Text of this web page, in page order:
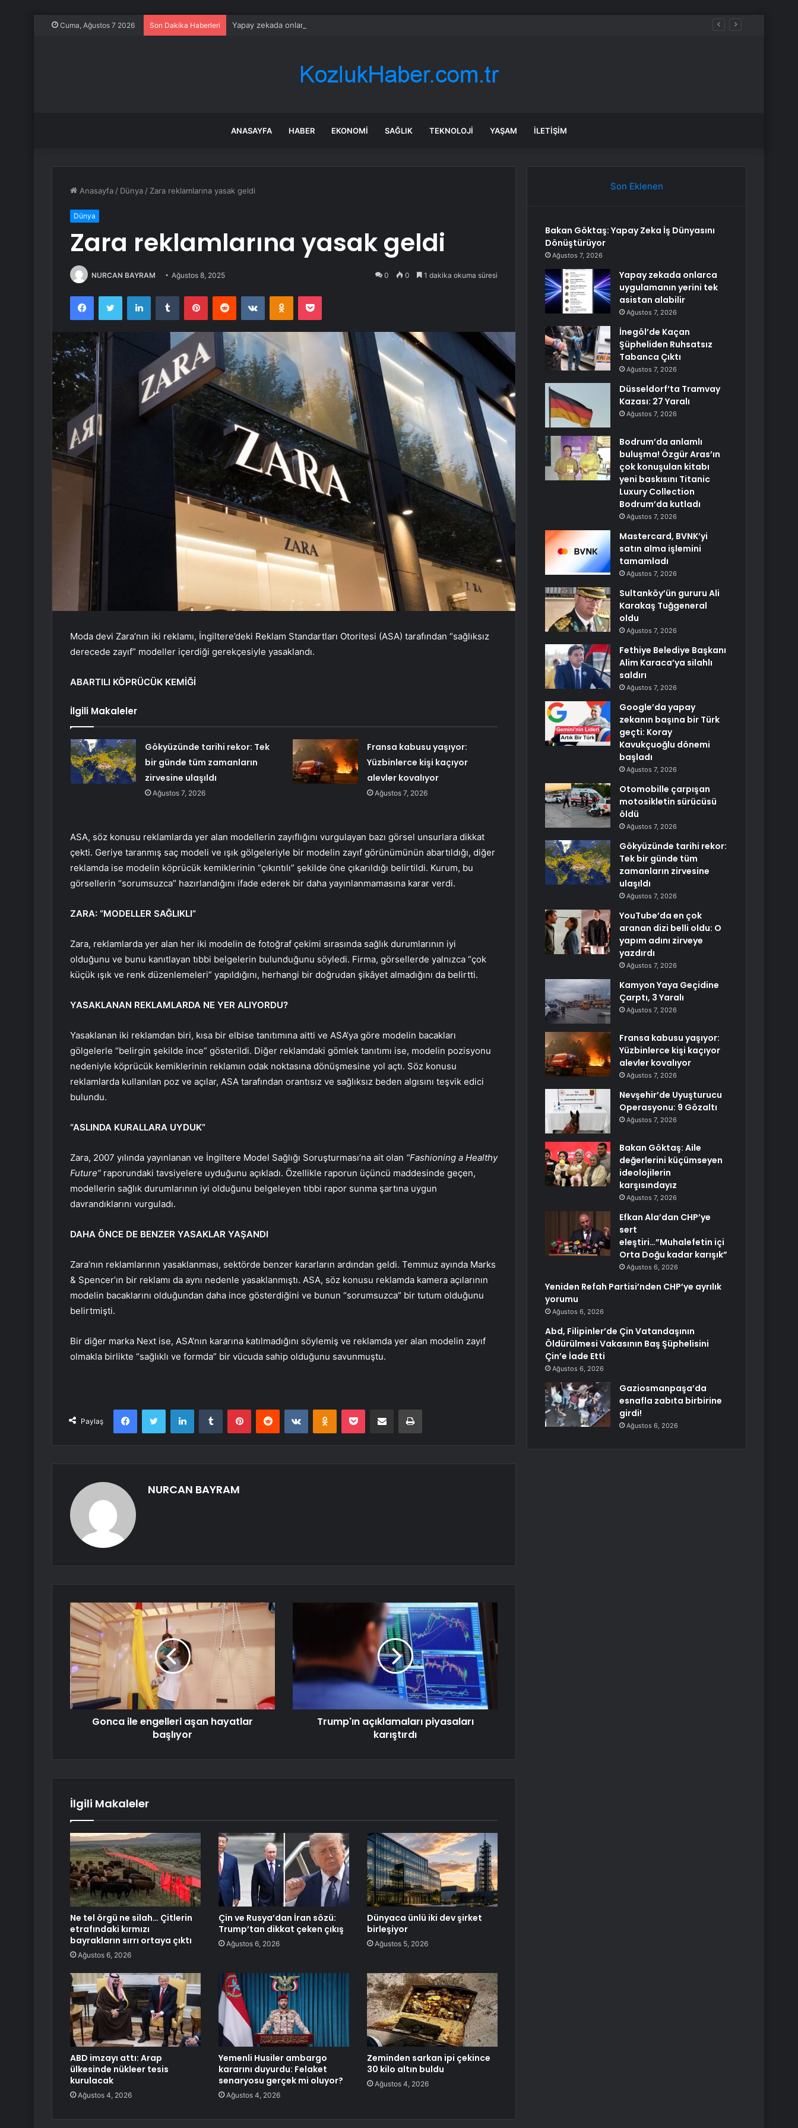
Cuma, Ağustos 7 2026 Son Dakika Haberleri Yapay zekada onlarca uygulamanın yerini tek asistan alabilir
ANASAYFA HABER EKONOMI SAĞLIK TEKNOLOJI YAŞAM İLETIŞIM
Anasayfa / Dünya / Zara reklamlarına yasak geldi
Dünya
Zara reklamlarına yasak geldi
NURCAN BAYRAM Ağustos 8, 2025 0 0 1 dakika okuma süresi
FacebookTwitter LinkedInTumblr PinterestReddit VKontakteOdnoklassniki
Pocket
Moda devi Zara’nın iki reklamı, İngiltere’deki Reklam Standartları Otoritesi (ASA) tarafından “sağlıksız
derecede zayıf” modeller içerdiği gerekçesiyle yasaklandı.
ABARTILI KÖPRÜCÜK KEMİĞİ
İlgili Makaleler
Gökyüzünde tarihi rekor: Tek
bir günde tüm zamanların
zirvesine ulaşıldı
Ağustos 7, 2026
Fransa kabusu yaşıyor:
Yüzbinlerce kişi kaçıyor
alevler kovalıyor
Ağustos 7, 2026
ASA, söz konusu reklamlarda yer alan modellerin zayıflığını vurgulayan bazı görsel unsurlara dikkat
çekti. Geriye taranmış saç modeli ve ışık gölgeleriyle bir modelin zayıf görünümünün abartıldığı, diğer
reklamda ise modelin köprücük kemiklerinin “çıkıntılı” şekilde öne çıkarıldığı belirtildi. Kurum, bu
görsellerin “sorumsuzca” hazırlandığını ifade ederek bir daha yayınlanmamasına karar verdi.
ZARA: “MODELLER SAĞLIKLI”
Zara, reklamlarda yer alan her iki modelin de fotoğraf çekimi sırasında sağlık durumlarının iyi
olduğunu ve bunu kanıtlayan tıbbi belgelerin bulunduğunu söyledi. Firma, görsellerde yalnızca “çok
küçük ışık ve renk düzenlemeleri” yapıldığını, herhangi bir doğrudan şikâyet almadığını da belirtti.
YASAKLANAN REKLAMLARDA NE YER ALIYORDU?
Yasaklanan iki reklamdan biri, kısa bir elbise tanıtımına aitti ve ASA’ya göre modelin bacakları
gölgelerle “belirgin şekilde ince” gösterildi. Diğer reklamdaki gömlek tanıtımı ise, modelin pozisyonu
nedeniyle köprücük kemiklerinin reklamın odak noktasına dönüşmesine yol açtı. Söz konusu
reklamlarda kullanılan poz ve açılar, ASA tarafından orantısız ve sağlıksız beden algısını teşvik edici
bulundu.
“ASLINDA KURALLARA UYDUK”
Zara, 2007 yılında yayınlanan ve İngiltere Model Sağlığı Soruşturması’na ait olan “Fashioning a Healthy
Future” raporundaki tavsiyelere uyduğunu açıkladı. Özellikle raporun üçüncü maddesinde geçen,
modellerin sağlık durumlarının iyi olduğunu belgeleyen tıbbi rapor sunma şartına uygun
davrandıklarını vurguladı.
DAHA ÖNCE DE BENZER YASAKLAR YAŞANDI
Zara’nın reklamlarının yasaklanması, sektörde benzer kararların ardından geldi. Temmuz ayında Marks
& Spencer’ın bir reklamı da aynı nedenle yasaklanmıştı. ASA, söz konusu reklamda kamera açılarının
modelin bacaklarını olduğundan daha ince gösterdiğini ve bunun “sorumsuzca” bir tutum olduğunu
belirtmişti.
Bir diğer marka Next ise, ASA’nın kararına katılmadığını söylemiş ve reklamda yer alan modelin zayıf
olmakla birlikte “sağlıklı ve formda” bir vücuda sahip olduğunu savunmuştu.
Paylaş
FacebookTwitter LinkedInTumblr PinterestReddit VKontakteOdnoklassniki
Pocket E-Posta ile paylaş Yazdır
NURCAN BAYRAM
Gonca ile engelleri aşan hayatlar
başlıyor
Trump'ın açıklamaları piyasaları
karıştırdı
İlgili Makaleler
Ne tel örgü ne silah… Çitlerin
etrafındaki kırmızı
bayrakların sırrı ortaya çıktı
Ağustos 6, 2026
Çin ve Rusya’dan İran sözü:
Trump’tan dikkat çeken çıkış
Ağustos 6, 2026
Dünyaca ünlü iki dev şirket
birleşiyor
Ağustos 5, 2026
ABD imzayı attı: Arap
ülkesinde nükleer tesis
kurulacak
Ağustos 4, 2026
Yemenli Husiler ambargo
kararını duyurdu: Felaket
senaryosu gerçek mi oluyor?
Ağustos 4, 2026
Zeminden sarkan ipi çekince
30 kilo altın buldu
Ağustos 4, 2026
Son Eklenen
Bakan Göktaş: Yapay Zeka İş Dünyasını
Dönüştürüyor
Ağustos 7, 2026
Yapay zekada onlarca
uygulamanın yerini tek
asistan alabilir
Ağustos 7, 2026
İnegöl’de Kaçan
Şüpheliden Ruhsatsız
Tabanca Çıktı
Ağustos 7, 2026
Düsseldorf’ta Tramvay
Kazası: 27 Yaralı
Ağustos 7, 2026
Bodrum’da anlamlı
buluşma! Özgür Aras’ın
çok konuşulan kitabı
yeni baskısını Titanic
Luxury Collection
Bodrum’da kutladı
Ağustos 7, 2026
Mastercard, BVNK’yi
satın alma işlemini
tamamladı
Ağustos 7, 2026
Sultanköy’ün gururu Ali
Karakaş Tuğgeneral
oldu
Ağustos 7, 2026
Fethiye Belediye Başkanı
Alim Karaca’ya silahlı
saldırı
Ağustos 7, 2026
Google’da yapay
zekanın başına bir Türk
geçti: Koray
Kavukçuoğlu dönemi
başladı
Ağustos 7, 2026
Otomobille çarpışan
motosikletin sürücüsü
öldü
Ağustos 7, 2026
Gökyüzünde tarihi rekor:
Tek bir günde tüm
zamanların zirvesine
ulaşıldı
Ağustos 7, 2026
YouTube’da en çok
aranan dizi belli oldu: O
yapım adını zirveye
yazdırdı
Ağustos 7, 2026
Kamyon Yaya Geçidine
Çarptı, 3 Yaralı
Ağustos 7, 2026
Fransa kabusu yaşıyor:
Yüzbinlerce kişi kaçıyor
alevler kovalıyor
Ağustos 7, 2026
Nevşehir’de Uyuşturucu
Operasyonu: 9 Gözaltı
Ağustos 7, 2026
Bakan Göktaş: Aile
değerlerini küçümseyen
ideolojilerin
karşısındayız
Ağustos 7, 2026
Efkan Ala’dan CHP’ye
sert
eleştiri…”Muhalefetin içi
Orta Doğu kadar karışık”
Ağustos 6, 2026
Yeniden Refah Partisi’nden CHP’ye ayrılık
yorumu
Ağustos 6, 2026
Abd, Filipinler’de Çin Vatandaşının
Öldürülmesi Vakasının Baş Şüphelisini
Çin’e İade Etti
Ağustos 6, 2026
Gaziosmanpaşa’da
esnafla zabıta birbirine
girdi!
Ağustos 6, 2026